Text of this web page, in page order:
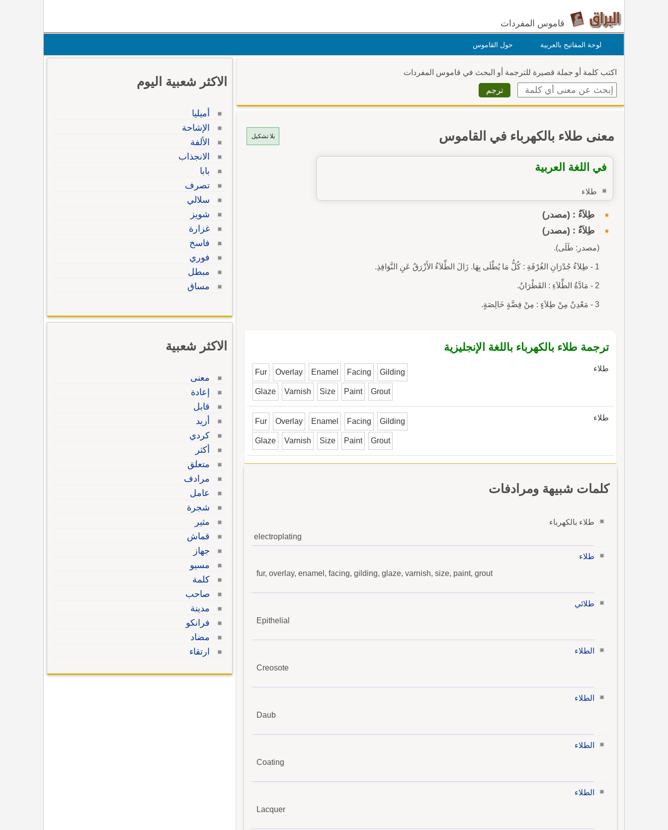
قاموس المفردات
لوحة المفاتيح بالعربية حول القاموس
اكتب كلمة أو جملة قصيرة للترجمة أو البحث في قاموس المفردات
بلا تشكيل معنى طلاء بالكهرباء في القاموس
في اللغة العربية
طلاء
طِلاَءٌ : (مصدر)
طِلاَءٌ : (مصدر)
(مصدر: طَلَى).
1 - طِلاَءُ جُدْرَانِ الغُرْفَةِ : كُلُّ مَا يُطْلَى بِهَا. زَالَ الطِّلاَءُ الأَزْرَقُ عَنِ النَّوَافِذِ.
2 - مَادَّةُ الطِّلاَءِ : القَطْرَانُ.
3 - مَعْدِنٌ مِنْ طِلاَءٍ : مِنْ فِضَّةٍ خَالِصَةٍ.
ترجمة طلاء بالكهرباء باللغة الإنجليزية
طلاء Fur Overlay Enamel Facing Gilding
Glaze Varnish Size Paint Grout
طلاء Fur Overlay Enamel Facing Gilding
Glaze Varnish Size Paint Grout
كلمات شبيهة ومرادفات
طلاء بالكهرباء
electroplating
طلاء
fur, overlay, enamel, facing, gilding, glaze, varnish, size, paint, grout
طلائي
Epithelial
الطلاء
Creosote
الطلاء
Daub
الطلاء
Coating
الطلاء
Lacquer
الاكثر شعبية اليوم
أميليا
الإشاحة
الألفة
الانجذاب
بابا
تصرف
سلالي
شويز
غزارة
فاسخ
فوري
مبطل
مساق
الاكثر شعبية
معنى
إعادة
قابل
أريد
كردي
أكثر
متعلق
مرادف
عامل
شجرة
مثير
قماش
جهاز
مسيو
كلمة
صاحب
مدينة
فرانكو
مضاد
ارتقاء